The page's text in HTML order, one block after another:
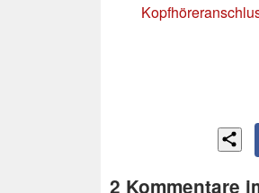
2 Kommentare